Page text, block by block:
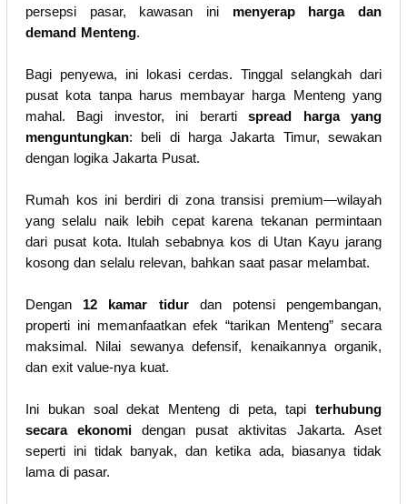
persepsi pasar, kawasan ini menyerap harga dan
demand Menteng.
Bagi penyewa, ini lokasi cerdas. Tinggal selangkah dari
pusat kota tanpa harus membayar harga Menteng yang
mahal. Bagi investor, ini berartispread harga yang
menguntungkan: beli di harga Jakarta Timur, sewakan
dengan logika Jakarta Pusat.
Rumah kos ini berdiri di zona transisi premium—wilayah
yang selalu naik lebih cepat karena tekanan permintaan
dari pusat kota. Itulah sebabnya kos di Utan Kayu jarang
kosong dan selalu relevan, bahkan saat pasar melambat.
Dengan 12 kamar tidurdan potensi pengembangan,
properti ini memanfaatkan efek “tarikan Menteng” secara
maksimal. Nilai sewanya defensif, kenaikannya organik,
dan exit value-nya kuat.
Ini bukan soal dekat Menteng di peta, tapi terhubung
secara ekonomi dengan pusat aktivitas Jakarta. Aset
seperti ini tidak banyak, dan ketika ada, biasanya tidak
lama di pasar.